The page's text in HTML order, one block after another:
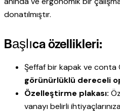
donatılmıştır.
Başlıca özellikleri:
Şeffaf bir kapak ve conta
görünürlüklü dereceli
Özelleştirme plakası:
vanayı belirli